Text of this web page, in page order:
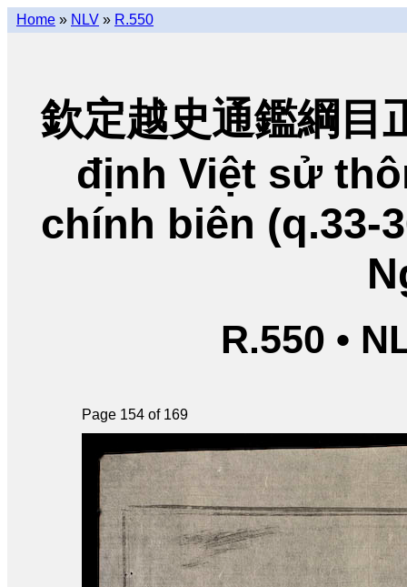
Home » NLV » R.550
欽定越史通鑑綱目
định Việt sử
chính biên (q.33-
R.550 •
Page 154 of 169